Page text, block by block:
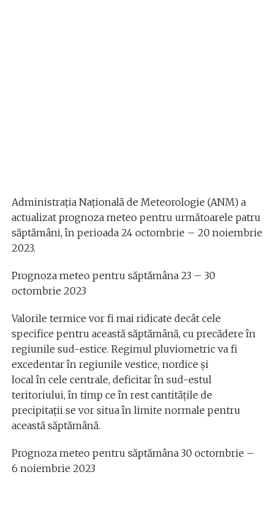
Administrația Națională de Meteorologie (ANM) a
actualizat prognoza meteo pentru următoarele patru
săptămâni, în perioada 24 octombrie – 20 noiembrie
2023.
Prognoza meteo pentru săptămâna 23 – 30
octombrie 2023
Valorile termice vor fi mai ridicate decât cele
specifice pentru această săptămână, cu precădere în
regiunile sud-estice. Regimul pluviometric va fi
excedentar în regiunile vestice, nordice și
local în cele centrale, deficitar în sud-estul
teritoriului, în timp ce în rest cantitățile de
precipitații se vor situa în limite normale pentru
această săptămână.
Prognoza meteo pentru săptămâna 30 octombrie –
6 noiembrie 2023